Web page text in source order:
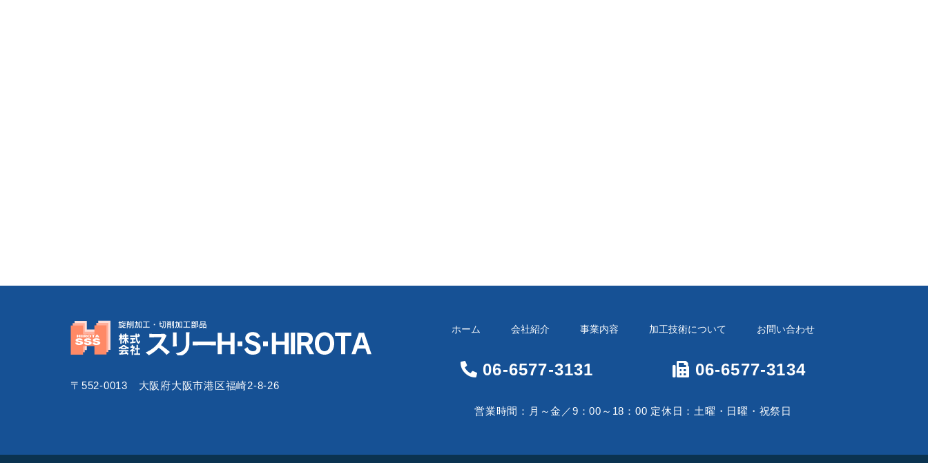
〒552-0013 大阪府大阪市港区福崎2-8-26
ホーム 会社紹介 事業内容 加工技術について お問い合わせ
06-6577-3131 06-6577-3134
営業時間：月～金／9：00～18：00 定休日：土曜・日曜・祝祭日